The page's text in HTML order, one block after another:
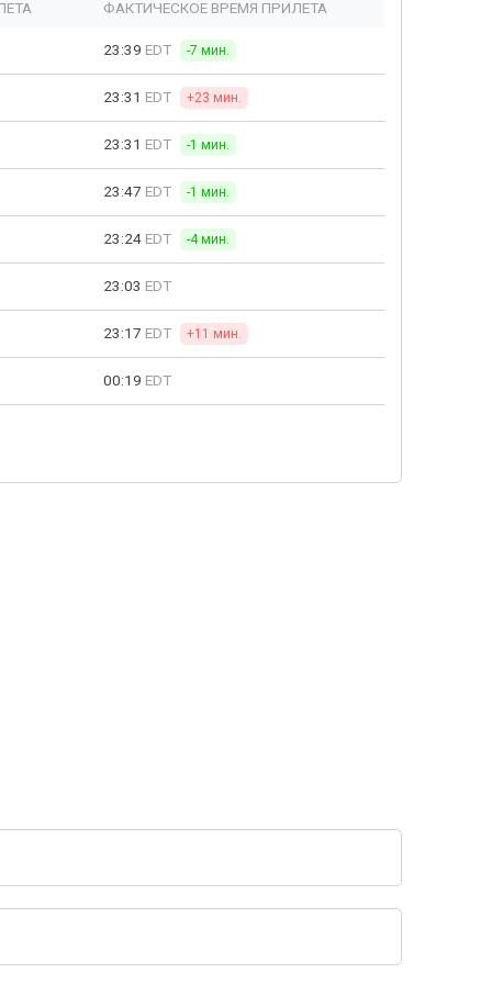
ФАКТИЧЕСКОЕ ВРЕМЯ ПРИЛЕТА
23:39 EDT -7 мин.
23:31 EDT +23 мин.
23:31 EDT -1 мин.
23:47 EDT -1 мин.
23:24 EDT -4 мин.
23:03 EDT
23:17 EDT +11 мин.
00:19 EDT